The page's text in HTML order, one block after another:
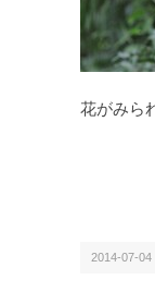
花がみら
2014-07-04